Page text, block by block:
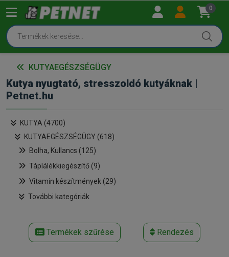
0
KUTYAEGÉSZSÉGÜGY
Kutya nyugtató, stresszoldó kutyáknak |
Petnet.hu
KUTYA (4700)
KUTYAEGÉSZSÉGÜGY (618)
Bolha, Kullancs (125)
Táplálékkiegészítő (9)
Vitamin készítmények (29)
További kategóriák
Termékek szűrése Rendezés